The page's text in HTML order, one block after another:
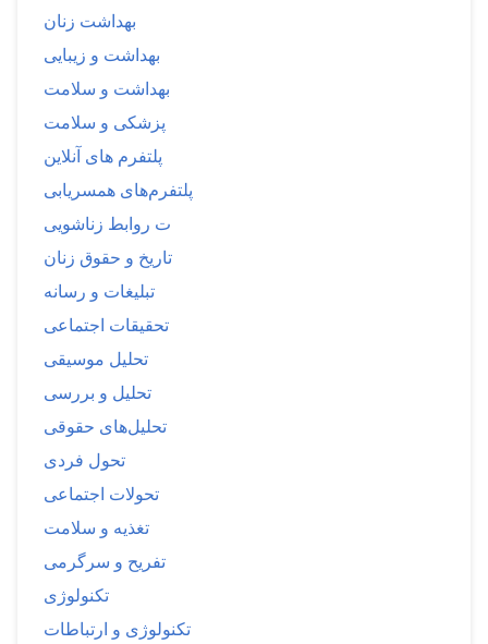
بهداشت زنان
بهداشت و زیبایی
بهداشت و سلامت
پزشکی و سلامت
پلتفرم های آنلاین
پلتفرم‌های همسریابی
ت روابط زناشویی
تاریخ و حقوق زنان
تبلیغات و رسانه
تحقیقات اجتماعی
تحلیل موسیقی
تحلیل و بررسی
تحلیل‌های حقوقی
تحول فردی
تحولات اجتماعی
تغذیه و سلامت
تفریح و سرگرمی
تکنولوژی
تکنولوژی و ارتباطات